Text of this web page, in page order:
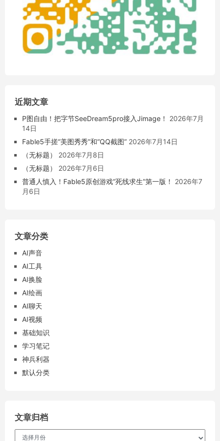
近期文章
P图自由！把字节SeeDream5pro接入Jimage！
2026年7月
14日
Fable5手搓“美图秀秀”和“QQ截图” 2026年7月14日
（无标题）
2026年7月8日
（无标题）
2026年7月6日
普通人慎入！Fable5原创游戏“死线求生”第一版！
2026年7
月6日
文章分类
AI声音
AI工具
AI换脸
AI绘画
AI聊天
AI视频
基础知识
学习笔记
神兵利器
默认分类
文章归档